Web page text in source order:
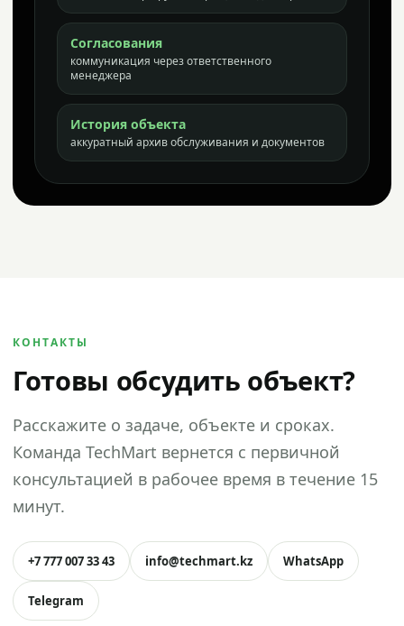
Согласования
коммуникация через ответственного
менеджера
История объекта
аккуратный архив обслуживания и документов
КОНТАКТЫ
Готовы обсудить объект?
Расскажите о задаче, объекте и сроках.
Команда TechMart вернется с первичной
консультацией в рабочее время в течение 15
минут.
+7 777 007 33 43 info@techmart.kz WhatsApp
Telegram